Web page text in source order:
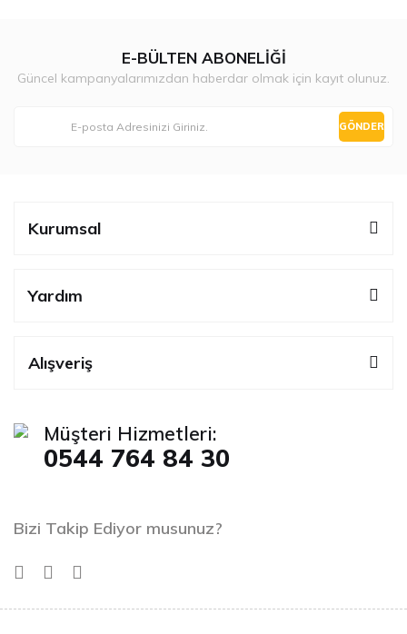
E-BÜLTEN ABONELİĞİ
Güncel kampanyalarımızdan haberdar olmak için kayıt olunuz.
GÖNDER
Kurumsal
Yardım
Alışveriş
Müşteri Hizmetleri:
0544 764 84 30
Bizi Takip Ediyor musunuz?